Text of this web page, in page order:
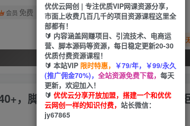
会员 免费
您
，脚本全自动运行，解放双手，可
优优云网创 | 专注优质VIP网课资源分享，
市面上收费几百几千的项目资源课程这里全
部都有！
🔰 内容涵盖网赚项目、引流技术、电商运
营、脚本源码等资源，每日稳定更新20-30
优质付费资源课程！
🔰 本站VIP 限时特惠， ￥79/年，￥99/永久
(推广佣金70%)， 全站资源免费下载， 每天
更新，欢迎加入！
🔰 优优云分享开放加盟，搭建一个和优优
云网创一样的知识付费， 站长微信：
jy67865